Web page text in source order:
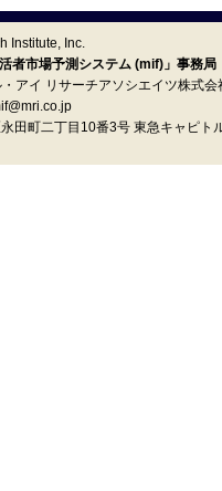
Institute, Inc.
者市場予測システム (mif)」事務局
アイ リサーチアソシエイツ株式会
田町二丁目10番3号 東急キャピト